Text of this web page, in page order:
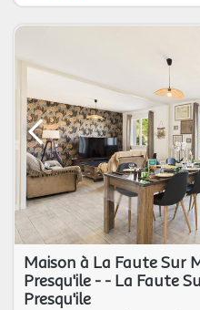
Maison à La Faute Sur
Presqu'ile - - La Faute
Presqu'ile